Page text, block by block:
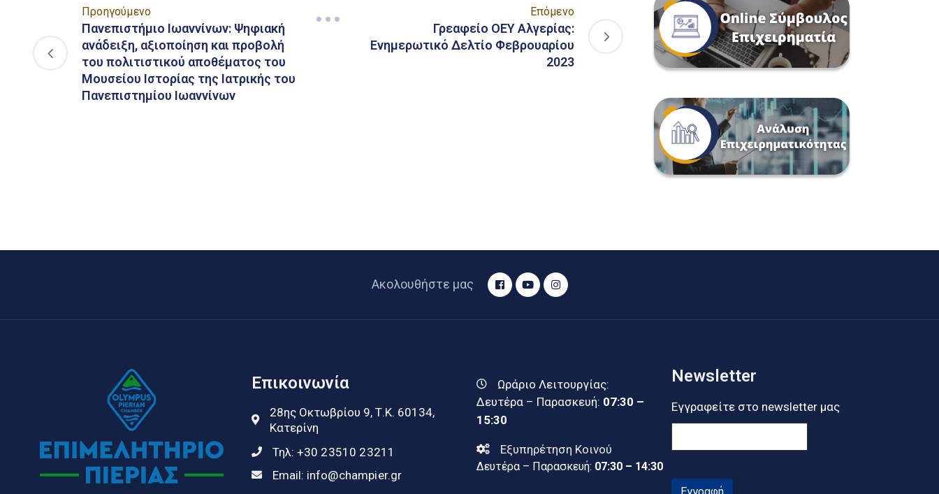
Προηγούμενο
Πανεπιστήμιο Ιωαννίνων: Ψηφιακή
ανάδειξη, αξιοποίηση και προβολή
του πολιτιστικού αποθέματος του
Μουσείου Ιστορίας της Ιατρικής του
Πανεπιστημίου Ιωαννίνων
Επόμενο
Γρεαφείο ΟΕΥ Αλγερίας:
Ενημερωτικό Δελτίο Φεβρουαρίου
2023
Ακολουθήστε μας
Επικοινωνία
28ης Οκτωβρίου 9, Τ.Κ. 60134,
Κατερίνη
Τηλ: +30 23510 23211
Email: info@champier.gr
Ωράριο Λειτουργίας:
Δευτέρα – Παρασκευή: 07:30 –
15:30
Εξυπηρέτηση Κοινού
Δευτέρα – Παρασκευή: 07:30 – 14:30
Newsletter
Εγγραφείτε στο newsletter μας